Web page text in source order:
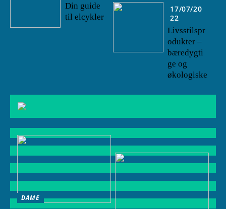
Din guide
til elcykler
17/07/20
22
Livsstilspr
odukter –
bæredygti
ge og
økologiske
DAME